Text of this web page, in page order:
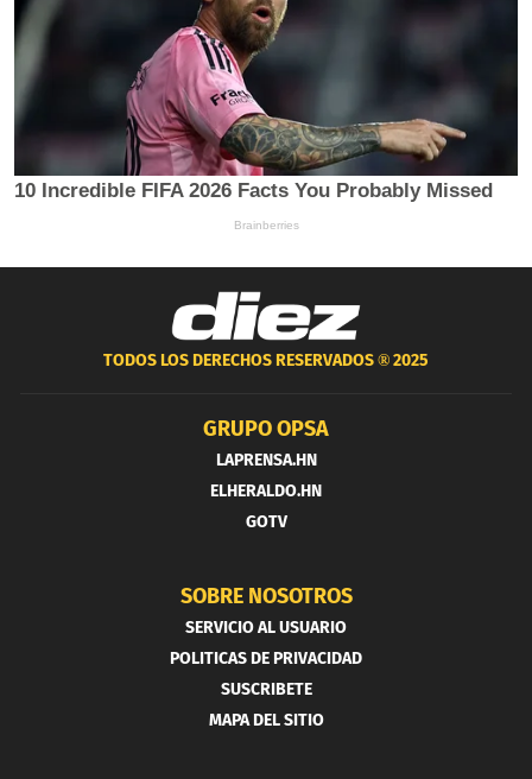
TODOS LOS DERECHOS RESERVADOS ®2025
GRUPO OPSA
LAPRENSA.HN
ELHERALDO.HN
GOTV
SOBRE NOSOTROS
SERVICIO AL USUARIO
POLITICAS DE PRIVACIDAD
SUSCRIBETE
MAPA DEL SITIO